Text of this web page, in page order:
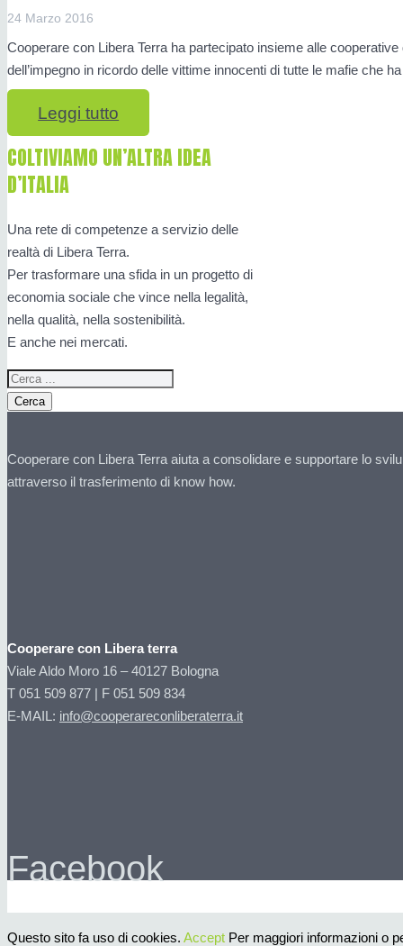
24 Marzo 2016
Cooperare con Libera Terra ha partecipato insieme alle
dell’impegno in ricordo delle vittime innocenti di tutte le mafie che
Leggi tutto
COLTIVIAMO UN’ALTRA IDEA
D’ITALIA
Una rete di competenze a servizio delle
realtà di Libera Terra.
Per trasformare una sfida in un progetto di
economia sociale che vince nella legalità,
nella qualità, nella sostenibilità.
E anche nei mercati.
Cerca
Cooperare con Libera Terra aiuta a consolidare e supportare lo
attraverso il trasferimento di know how.
Cooperare con Libera terra
Viale Aldo Moro 16 – 40127 Bologna
T 051 509 877 | F 051 509 834
E-MAIL: info@cooperareconliberaterra.it
Facebook
Questo sito fa uso di cookies. Accept Per maggiori informazioni o